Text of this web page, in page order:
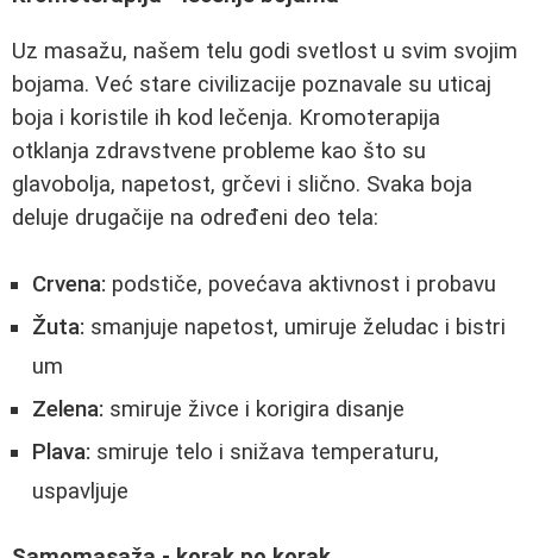
Uz masažu, našem telu godi svetlost u svim svojim
bojama. Već stare civilizacije poznavale su uticaj
boja i koristile ih kod lečenja. Kromoterapija
otklanja zdravstvene probleme kao što su
glavobolja, napetost, grčevi i slično. Svaka boja
deluje drugačije na određeni deo tela:
Crvena: podstiče, povećava aktivnost i probavu
Žuta: smanjuje napetost, umiruje želudac i bistri
um
Zelena: smiruje živce i korigira disanje
Plava: smiruje telo i snižava temperaturu,
uspavljuje